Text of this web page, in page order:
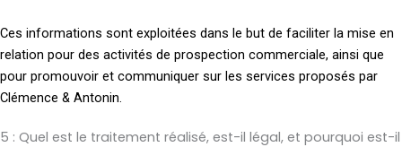
Ces informations sont exploitées dans le but de faciliter la mise en
relation pour des activités de prospection commerciale, ainsi que
pour promouvoir et communiquer sur les services proposés par
Clémence & Antonin.
5 : Quel est le traitement réalisé, est-il légal, et pourquoi est-il